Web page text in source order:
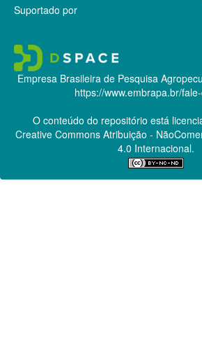
Suportado por
Empresa Brasileira de Pesquisa
https://www.embrapa.br/
O conteúdo do repositório está
Creative CommonsAtribuição -
4.0 Internacional.